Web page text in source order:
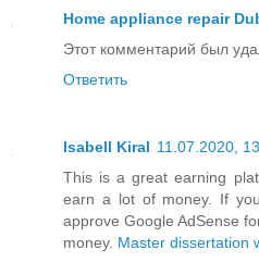
Home appliance repair
Этот комментарий был
Ответить
Isabell Kiral 11.07.2020,
This is a great earning
earn a lot of money. If
approve Google AdSense
money. Master dissertation